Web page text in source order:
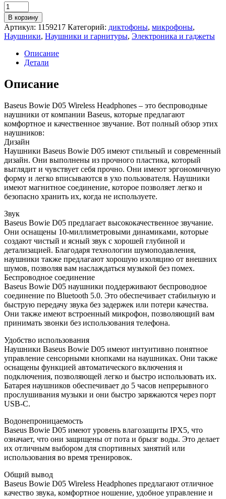
Количество
товара
Наушники
Baseus
Bowie
D05
Wireless
Headphones
Grey
(NGTD020213)
В корзину
Артикул: 1159217 Категорий: диктофоны, микрофоны,
Наушники, Наушники и гарнитуры, Электроника и гаджеты
Описание
Детали
Описание
Baseus Bowie D05 Wireless Headphones – это беспроводные
наушники от компании Baseus, которые предлагают
комфортное и качественное звучание. Вот полный обзор этих
наушников:
Дизайн
Наушники Baseus Bowie D05 имеют стильный и современный
дизайн. Они выполнены из прочного пластика, который
выглядит и чувствует себя прочно. Они имеют эргономичную
форму и легко вписываются в ухо пользователя. Наушники
имеют магнитное соединение, которое позволяет легко и
безопасно хранить их, когда не используете.
Звук
Baseus Bowie D05 предлагает высококачественное звучание.
Они оснащены 10-миллиметровыми динамиками, которые
создают чистый и ясный звук с хорошей глубиной и
детализацией. Благодаря технологии шумоподавления,
наушники также предлагают хорошую изоляцию от внешних
шумов, позволяя вам наслаждаться музыкой без помех.
Беспроводное соединение
Baseus Bowie D05 наушники поддерживают беспроводное
соединение по Bluetooth 5.0. Это обеспечивает стабильную и
быструю передачу звука без задержек или потери качества.
Они также имеют встроенный микрофон, позволяющий вам
принимать звонки без использования телефона.
Удобство использования
Наушники Baseus Bowie D05 имеют интуитивно понятное
управление сенсорными кнопками на наушниках. Они также
оснащены функцией автоматического включения и
подключения, позволяющей легко и быстро использовать их.
Батарея наушников обеспечивает до 5 часов непрерывного
прослушивания музыки и они быстро заряжаются через порт
USB-C.
Водонепроницаемость
Baseus Bowie D05 имеют уровень влагозащиты IPX5, что
означает, что они защищены от пота и брызг воды. Это делает
их отличным выбором для спортивных занятий или
использования во время тренировок.
Общий вывод
Baseus Bowie D05 Wireless Headphones предлагают отличное
качество звука, комфортное ношение, удобное управление и